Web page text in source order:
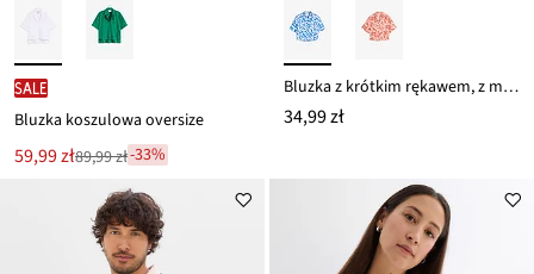
SALE
Bluzka koszulowa oversize
Nowa
cena
59,99 zł
Przeceniono
89,99 zł-33%
Bluzka z krótkim rękawem, z miękkiej mieszanki wiskozy
34,99 zł